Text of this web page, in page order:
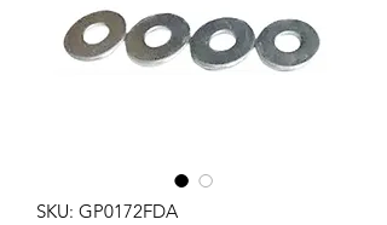
SKU: GP0172FDA